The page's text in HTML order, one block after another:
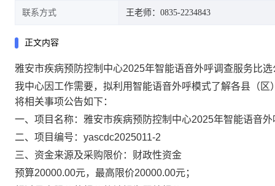
联系方式 王老师：0835-2234843
正文内容
雅安市疾病预防控制中心2025年智能语音外呼调查服务比
我中心因工作需要，拟利用智能语音外呼模式了解各县（
将相关事项公告如下：
一、项目名称：雅安市疾病预防控制中心2025年智能语音
二、项目编号：yascdc2025011-2
三、资金来源及采购限价：财政性资金
预算20000.00元，最高限价20000.00元；